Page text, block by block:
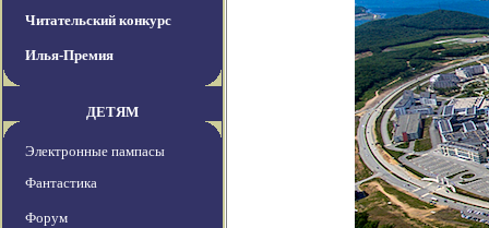
Читательский конкурс
Илья-Премия
ДЕТЯМ
Электронные пампасы
Фантастика
Форум